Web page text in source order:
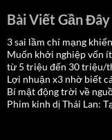
Bài Viết Gần Đây
3 sai lầm chí mạng
Muốn khởi nghiệp vốn
từ 5 triệu đến 30 triệu/
Lợi nhuận x3 nhờ biết
Bí mật động trời về
Phim kinh dị Thái Lan: